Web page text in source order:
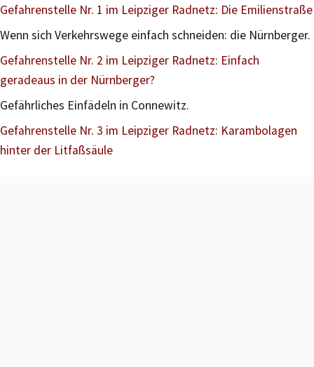
Gefahrenstelle Nr. 1 im Leipziger Radnetz: Die Emilienstraße
Wenn sich Verkehrswege einfach schneiden: die Nürnberger.
Gefahrenstelle Nr. 2 im Leipziger Radnetz: Einfach
geradeaus in der Nürnberger?
Gefährliches Einfädeln in Connewitz.
Gefahrenstelle Nr. 3 im Leipziger Radnetz: Karambolagen
hinter der Litfaßsäule